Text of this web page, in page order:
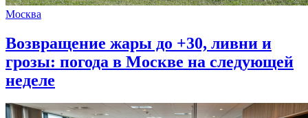
Москва
Возвращение жары до +30, ливни и
грозы: погода в Москве на следующей
неделе